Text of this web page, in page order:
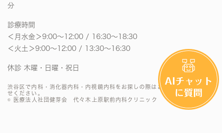
分
診療時間
＜月水金＞9:00〜12:00 / 16:30〜18:30
＜火土＞9:00〜12:00 / 13:30〜16:30
休診 木曜・日曜・祝日
渋谷区で内科・消化器内科・内視鏡内科をお探しの際はお気軽にお問い合わ
せください。
© 医療法人社団健芽会 代々木上原駅前内科クリニック